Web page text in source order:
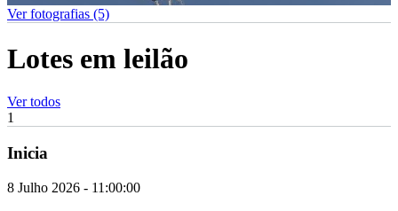
Ver fotografias (5)
Lotes em leilão
Ver todos
1
Inicia
8 Julho 2026 - 11:00:00